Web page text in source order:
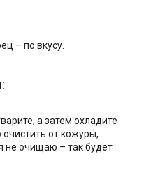
– по вкусу.
а затем охладите
от кожуры,
не очищаю – так будет